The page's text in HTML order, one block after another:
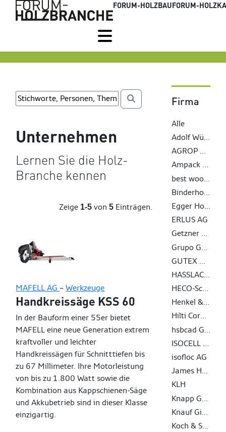
FORUM-HOLZBAUFORUM-
Unternehmen
Lernen Sie die Holz-
Branche kennen
Zeige 1-5 von5 Einträgen.
MAFELL AG–Werkzeuge
Handkreissäge KSS 60
In der Bauform einer 55er bietet
MAFELL eine neue Generation extrem
kraftvoller und leichter
Handkreissägen für Schnitttiefen bis
zu 67 Millimeter. Ihre Motorleistung
von bis zu 1.800 Watt sowie die
Kombination aus Kappschienen-Säge
und Akkubetrieb sind in dieser Klasse
einzigartig.
Firma
Alle
Adolf Würth GmbH & Co. KG
AGROP NOVA a. s.
Ampack AG
best wood SCHNEIDER GmbH
Binderholz GmbH
Egger Holzwerkstoffe Wismar GmbH & Co. KG
ERLUS AG
Getzner Werkstoffe GmbH
Grupo Gámiz
GUTEX Holzfaserplattenwerk
HASSLACHER Gruppe
HECO-Schrauben GmbH & Co. KG
Henkel & Cie. AG
Hilti Corporation AG
hsbcad GmbH
ISOCELL GmbH & Co KG
isofloc AG
James Hardie Europe GmbH
KLH
Knapp GmbH
Knauf Gips KG
Koch & Schulte GmbH & Co. KG